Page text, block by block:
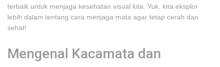
terbaik untuk menjaga kesehatan visual kita. Yuk, kita eksplor
lebih dalam tentang cara menjaga mata agar tetap cerah dan
sehat!
Mengenal Kacamata dan